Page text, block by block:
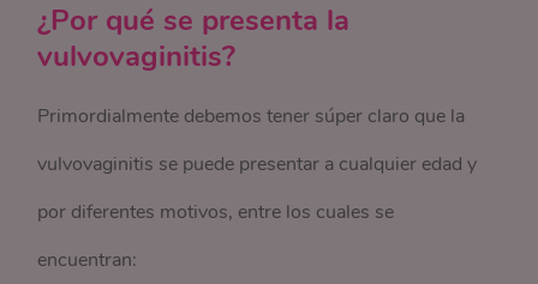
¿Por qué se presenta la
vulvovaginitis?
Primordialmente debemos tener súper claro que la
vulvovaginitis se puede presentar a cualquier edad y
por diferentes motivos, entre los cuales se
encuentran: